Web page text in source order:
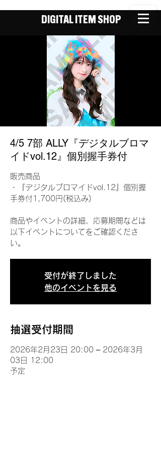
DIGITAL ITEM SHOP
4/5 7部 ALLY『デジタルブロマ
イドvol.12』個別握手券付
販売商品
・『デジタルブロマイドvol.12』個別握
手券付1,700円(税込み)
商品やイベントの詳細、応募期間などは
以下イベントについてをご確認くださ
い。
受付が終了しました
他のイベントを見る
抽選受付期間
2026年2月23日 20:00 – 2026年3月
03日 12:00
予定